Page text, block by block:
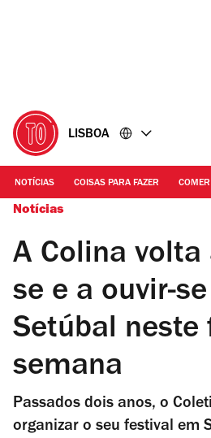
LISBOA
NOTÍCIAS COISAS PARA FAZER
Notícias
A Colina volta
se e a ouvir-
Setúbal neste
semana
Passados dois anos, o
organizar o seu festival em